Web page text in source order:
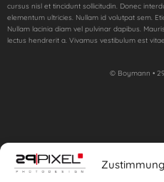
cursus nisl et tincidunt sollicitudin. Donec
elementum ultricies. Nullam id volutpat sem.
Nullam lacinia diam vel pulvinar dapibus.
lectus hendrerit a. Vivamus vestibulum est
© Boymann •